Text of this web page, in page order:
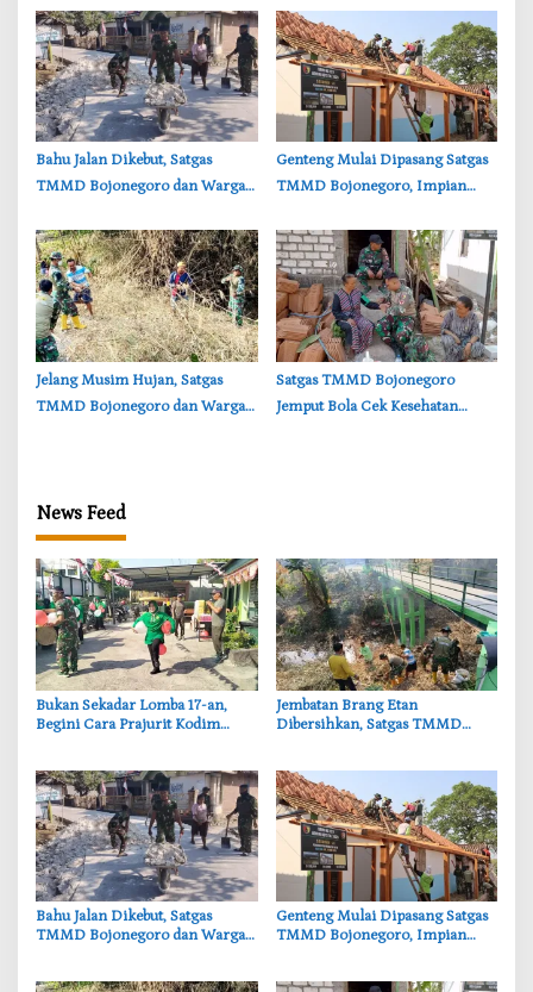
RI
Royong Warga
‎Bahu Jalan Dikebut, Satgas
TMMD Bojonegoro dan Warga
‎Genteng Mulai Dipasang Satgas
TMMD Bojonegoro, Impian
Dekat
‎Jelang Musim Hujan, Satgas
TMMD Bojonegoro dan Warga
‎Satgas TMMD Bojonegoro
Jemput Bola Cek Kesehatan
News Feed
‎Bukan Sekadar Lomba 17-an,
Begini Cara Prajurit Kodim
‎Jembatan Brang Etan
Dibersihkan, Satgas TMMD
‎Bahu Jalan Dikebut, Satgas
TMMD Bojonegoro dan Warga
‎Genteng Mulai Dipasang Satgas
TMMD Bojonegoro, Impian